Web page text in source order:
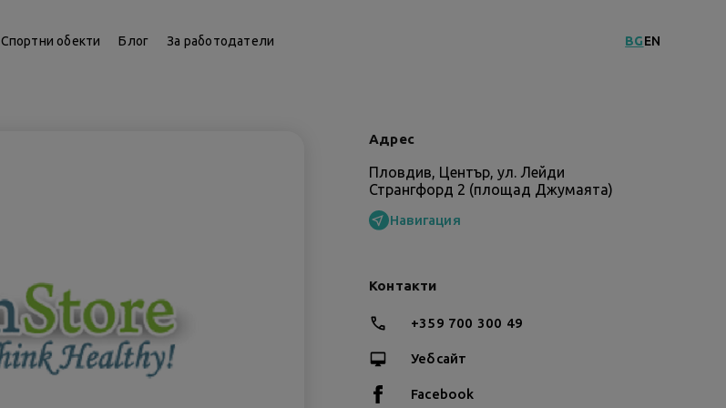
Спортни обекти Блог За работодатели BGEN
Адрес
Пловдив, Център, ул. Лейди
Странгфорд 2 (площад Джумаята)
Навигация
Контакти
+359 700 300 49
Уебсайт
Facebook